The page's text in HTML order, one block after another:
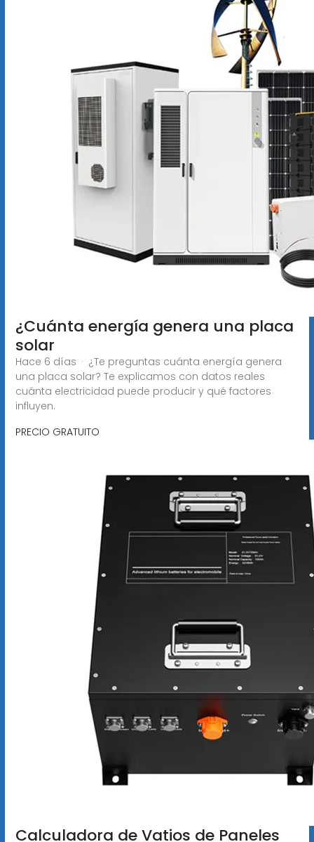
¿Cuánta energía genera una placa
solar
Hace 6 días · ¿Te preguntas cuánta energía genera
una placa solar? Te explicamos con datos reales
cuánta electricidad puede producir y qué factores
influyen.
PRECIO GRATUITO
Calculadora de Vatios de Paneles